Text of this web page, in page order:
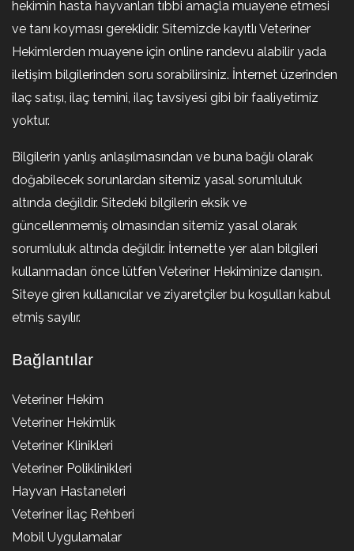
hekimin hasta hayvanları tıbbi amaçla muayene etmesi
ve tanı koyması gereklidir. Sitemizde kayıtlı Veteriner
Hekimlerden muayene için online randevu alabilir yada
iletişim bilgilerinden soru sorabilirsiniz. İnternet üzerinden
ilaç satışı, ilaç temini, ilaç tavsiyesi gibi bir faaliyetimiz
yoktur.
Bilgilerin yanlış anlaşılmasından ve buna bağlı olarak
doğabilecek sorunlardan sitemiz yasal sorumluluk
altında değildir. Sitedeki bilgilerin eksik ve
güncellenmemiş olmasından sitemiz yasal olarak
sorumluluk altında değildir. İnternette yer alan bilgileri
kullanmadan önce lütfen Veteriner Hekiminize danışın.
Siteye giren kullanıcılar ve ziyaretçiler bu koşulları kabul
etmiş sayılır.
Bağlantılar
Veteriner Hekim
Veteriner Hekimlik
Veteriner Klinikleri
Veteriner Poliklinikleri
Hayvan Hastaneleri
Veteriner İlaç Rehberi
Mobil Uygulamalar